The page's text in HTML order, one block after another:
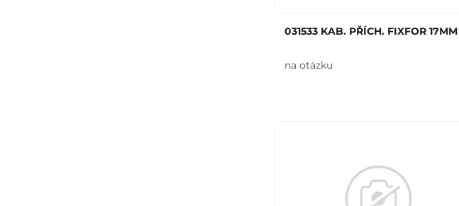
031533 KAB. PŘÍCH. FIXFOR 17MM
na otázku